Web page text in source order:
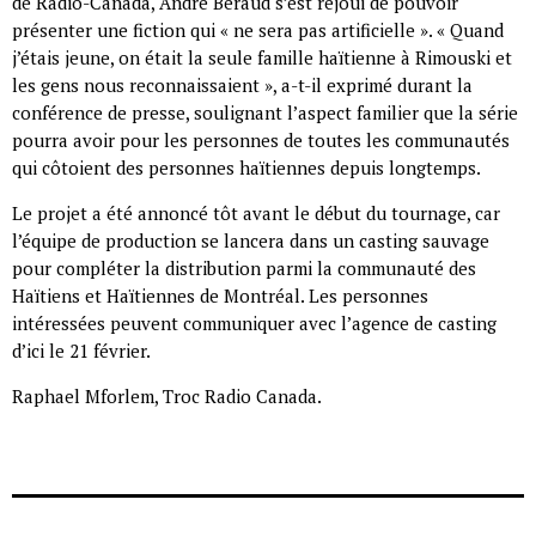
présenter une fiction qui « ne sera pas artificielle ». « Quand
j’étais jeune, on était la seule famille haïtienne à Rimouski et
les gens nous reconnaissaient », a-t-il exprimé durant la
conférence de presse, soulignant l’aspect familier que la série
pourra avoir pour les personnes de toutes les communautés
qui côtoient des personnes haïtiennes depuis longtemps.
Le projet a été annoncé tôt avant le début du tournage, car
l’équipe de production se lancera dans un casting sauvage
pour compléter la distribution parmi la communauté des
Haïtiens et Haïtiennes de Montréal. Les personnes
intéressées peuvent communiquer avec l’agence de casting
d’ici le 21 février.
Raphael Mforlem, Troc Radio Canada.